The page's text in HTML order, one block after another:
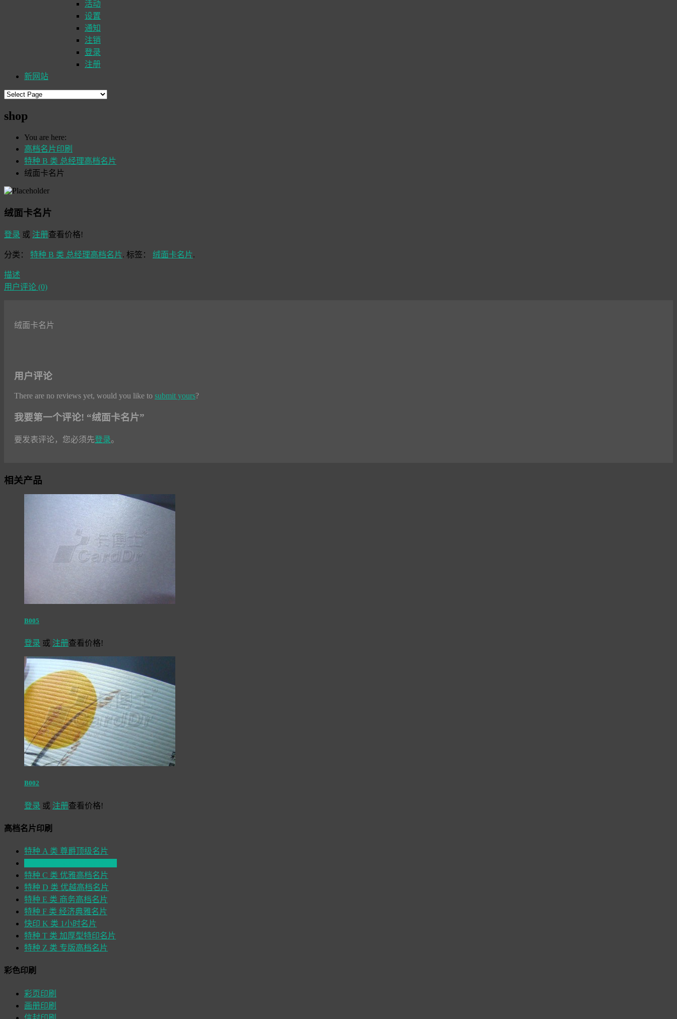
活动
设置
通知
注销
登录
注册
新网站
shop
You are here:
高档名片印刷
特种 B 类 总经理高档名片
绒面卡名片
绒面卡名片
登录 或 注册查看价格!
分类： 特种 B 类 总经理高档名片. 标签： 绒面卡名片.
描述
用户评论 (0)
绒面卡名片
用户评论
There are no reviews yet, would you like to submit yours?
我要第一个评论! “绒面卡名片”
要发表评论，您必须先登录。
相关产品
B005
登录 或 注册查看价格!
B002
登录 或 注册查看价格!
高档名片印刷
特种 A 类 尊爵顶级名片
特种 C 类 优雅高档名片
特种 D 类 优越高档名片
特种 E 类 商务高档名片
特种 F 类 经济典雅名片
快印 K 类 1小时名片
特种 T 类 加厚型特印名片
特种 Z 类 专版高档名片
彩色印刷
彩页印刷
画册印刷